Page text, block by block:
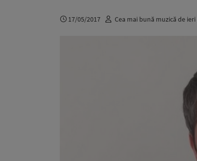
17/05/2017 Cea mai bună muzică de ieri